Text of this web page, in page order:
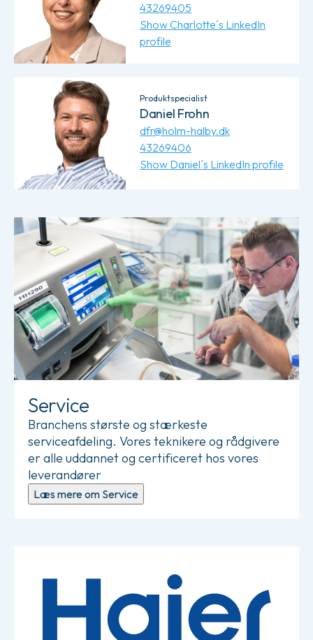
43269405
Show Charlotte´s LinkedIn
profile
Produktspecialist
Daniel Frohn
dfr@holm-halby.dk
43269406
Show Daniel´s LinkedIn profile
Service
Branchens største og stærkeste
serviceafdeling. Vores teknikere og rådgivere
er alle uddannet og certificeret hos vores
leverandører
Læs mere om Service
Læs mere om Service